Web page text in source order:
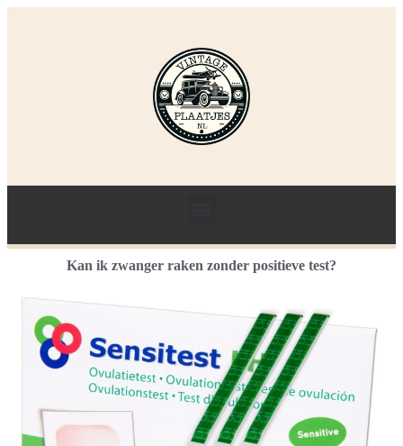
Kan ik zwanger raken zonder positieve test?